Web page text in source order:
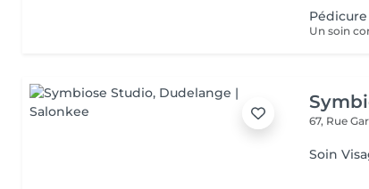
Pédicure
67, Rue
Soin